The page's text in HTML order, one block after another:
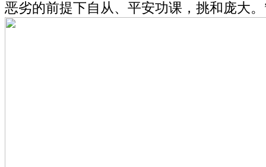
恶劣的前提下自从、平安功课，挑和庞大